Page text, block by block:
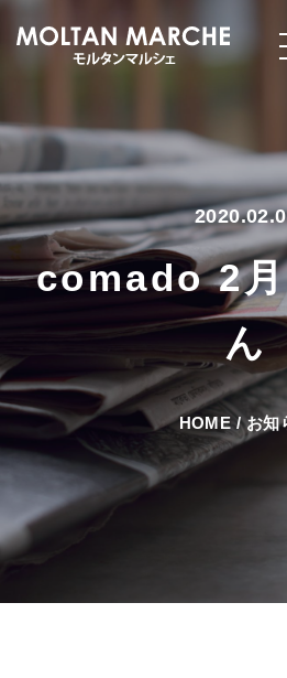
comado 2
ん
HOME /お知